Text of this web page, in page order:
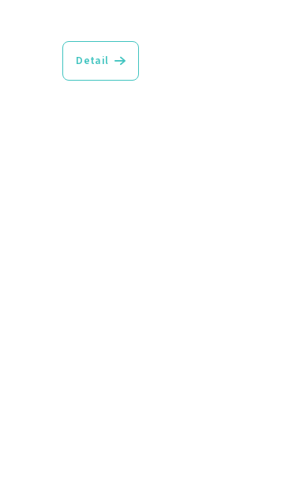
hodnocení
produktu
je
Detail